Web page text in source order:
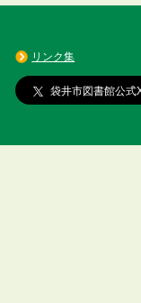
リンク集
袋井市図書館公式